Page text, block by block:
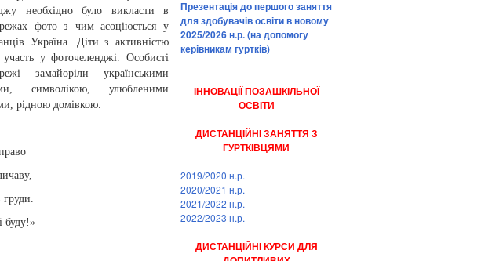
необхідно було викласти в
фото з чим асоціюється у
Україна. Діти з активністю
участь у фоточеленджі. Особисті
замайоріли українськими
символікою, улюбленими
рідною домівкою.
груди.
буду!»
Презентація до першого заняття
для здобувачів освіти в новому
2025/2026 н.р. (на допомогу
керівникам гуртків)
ІННОВАЦІЇ ПОЗАШКІЛЬНОЇ
ОСВІТИ
ДИСТАНЦІЙНІ ЗАНЯТТЯ З
ГУРТКІВЦЯМИ
2019/2020 н.р.
2020/2021 н.р.
2021/2022 н.р.
2022/2023 н.р.
ДИСТАНЦІЙНІ КУРСИ ДЛЯ